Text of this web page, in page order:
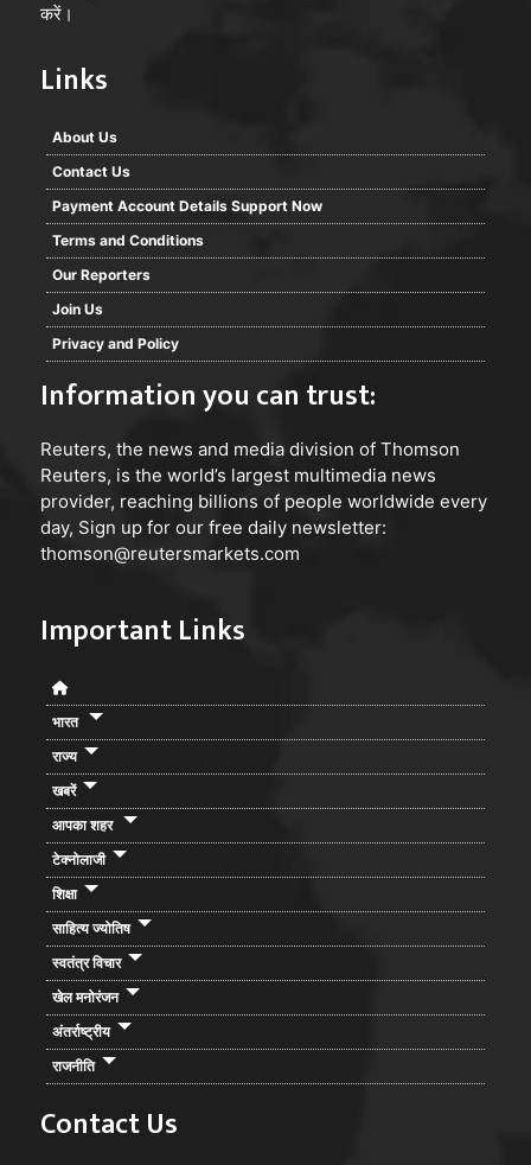
करें।
Links
About Us
Contact Us
Payment Account Details Support Now
Terms and Conditions
Our Reporters
Join Us
Privacy and Policy
Information you can trust:
Reuters, the news and media division of Thomson
Reuters, is the world’s largest multimedia news
provider, reaching billions of people worldwide every
day, Sign up for our free daily newsletter:
thomson@reutersmarkets.com
Important Links
भारत
राज्य
खबरें
आपका शहर
टेक्नोलाजी
शिक्षा
साहित्य ज्योतिष
स्वतंत्र विचार
खेल मनोरंजन
अंतर्राष्ट्रीय
राजनीति
Contact Us